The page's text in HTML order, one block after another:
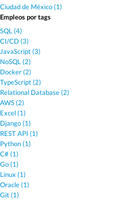
Ciudad de México (1)
Empleos por tags
SQL (4)
CI/CD (3)
JavaScript (3)
NoSQL (2)
Docker (2)
TypeScript (2)
Relational Database (2)
AWS (2)
Excel (1)
Django (1)
REST API (1)
Python (1)
C# (1)
Go (1)
Linux (1)
Oracle (1)
Git (1)